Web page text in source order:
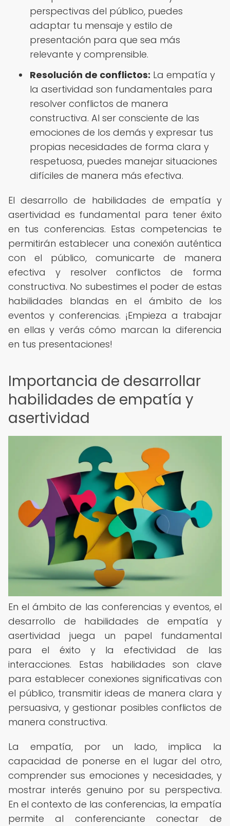
perspectivas del público, puedes
adaptar tu mensaje y estilo de
presentación para que sea más
relevante y comprensible.
Resolución de conflictos: La empatía y
la asertividad son fundamentales para
resolver conflictos de manera
constructiva. Al ser consciente de las
emociones de los demás y expresar tus
propias necesidades de forma clara y
respetuosa, puedes manejar situaciones
difíciles de manera más efectiva.
El desarrollo de habilidades de empatía y
asertividad es fundamental para tener éxito
en tus conferencias. Estas competencias te
permitirán establecer una conexión auténtica
con el público, comunicarte de manera
efectiva y resolver conflictos de forma
constructiva. No subestimes el poder de estas
habilidades blandas en el ámbito de los
eventos y conferencias. ¡Empieza a trabajar
en ellas y verás cómo marcan la diferencia
en tus presentaciones!
Importancia de desarrollar
habilidades de empatía y
asertividad
En el ámbito de las conferencias y eventos, el
desarrollo de habilidades de empatía y
asertividad juega un papel fundamental
para el éxito y la efectividad de las
interacciones. Estas habilidades son clave
para establecer conexiones significativas con
el público, transmitir ideas de manera clara y
persuasiva, y gestionar posibles conflictos de
manera constructiva.
La empatía, por un lado, implica la
capacidad de ponerse en el lugar del otro,
comprender sus emociones y necesidades, y
mostrar interés genuino por su perspectiva.
En el contexto de las conferencias, la empatía
permite al conferenciante conectar de